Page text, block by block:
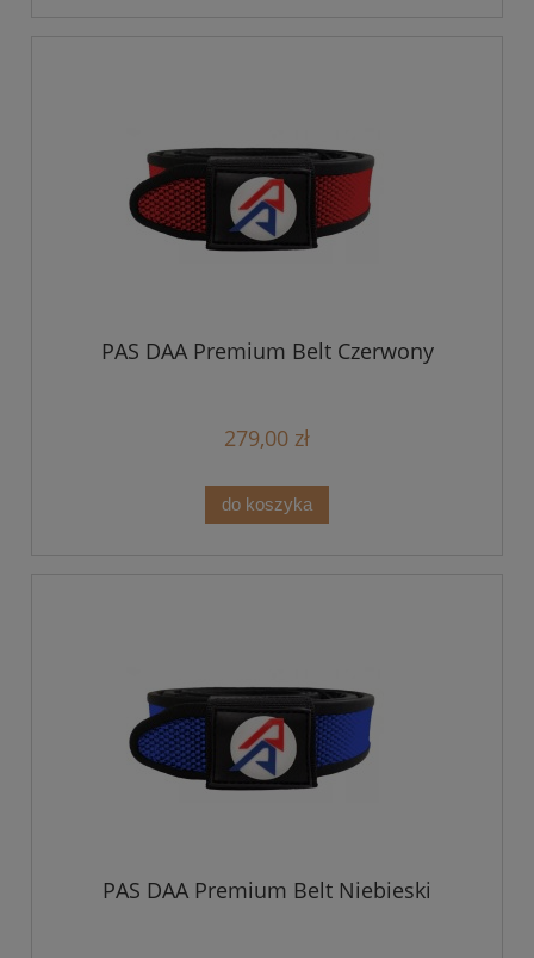
PAS DAA Premium Belt Czerwony
279,00 zł
do koszyka
PAS DAA Premium Belt Niebieski